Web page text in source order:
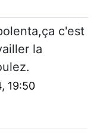
c'est
la
19:50